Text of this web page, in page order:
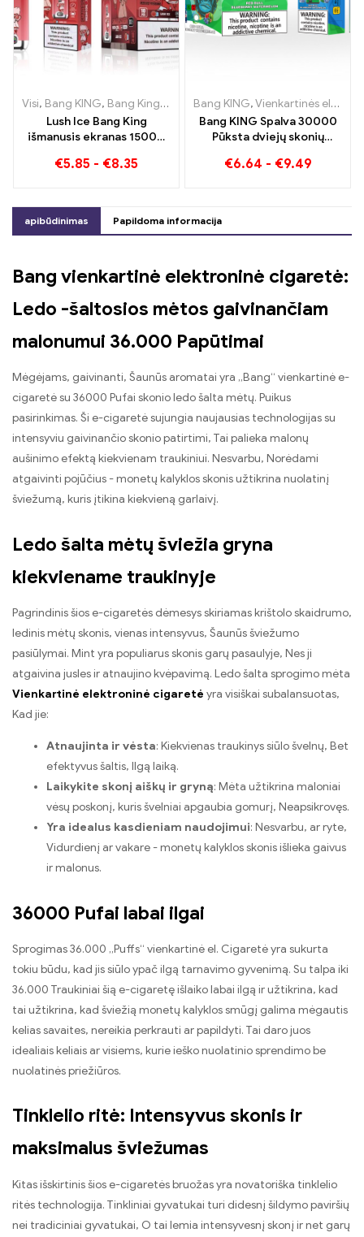
Visi, Bang KING, Bang King išmanusis ekranas 15000 Puff ,
Lush Ice Bang King
išmanusis ekranas 15000
arbūzo ir mėtų mišinys
€5.85 - €8.35
Bang KING,Vienkartinės elektroninės cigaretės Lietuva
Bang KING Spalva 30000
Pūksta dviejų skonių
Bull Energy Watermelon
€6.64 - €9.49
apibūdinimas Papildoma informacija
Bang vienkartinė elektroninė cigaretė:
Ledo -šaltosios mėtos gaivinančiam
malonumui 36.000 Papūtimai
Mėgėjams, gaivinanti, Šaunūs aromatai yra „Bang“ vienkartinė e-
cigaretė su 36000 Pufai skonio ledo šalta mėtų. Puikus
pasirinkimas. Ši e-cigaretė sujungia naujausias technologijas su
intensyviu gaivinančio skonio patirtimi, Tai palieka malonų
aušinimo efektą kiekvienam traukiniui. Nesvarbu, Norėdami
atgaivinti pojūčius - monetų kalyklos skonis užtikrina nuolatinį
šviežumą, kuris įtikina kiekvieną garlaivį.
Ledo šalta mėtų šviežia gryna
kiekviename traukinyje
Pagrindinis šios e-cigaretės dėmesys skiriamas krištolo skaidrumo,
ledinis mėtų skonis, vienas intensyvus, Šaunūs šviežumo
pasiūlymai. Mint yra populiarus skonis garų pasaulyje, Nes ji
atgaivina jusles ir atnaujino kvėpavimą. Ledo šalta sprogimo mėta
Vienkartinė elektroninė cigaretė yra visiškai subalansuotas,
Kad jie:
Atnaujinta ir vėsta: Kiekvienas traukinys siūlo švelnų, Bet
efektyvus šaltis, Ilgą laiką.
Laikykite skonį aiškų ir gryną: Mėta užtikrina maloniai
vėsų poskonį, kuris švelniai apgaubia gomurį, Neapsikrovęs.
Yra idealus kasdieniam naudojimui: Nesvarbu, ar ryte,
Vidurdienį ar vakare - monetų kalyklos skonis išlieka gaivus
ir malonus.
36000 Pufai labai ilgai
Sprogimas 36.000 „Puffs“ vienkartinė el. Cigaretė yra sukurta
tokiu būdu, kad jis siūlo ypač ilgą tarnavimo gyvenimą. Su talpa iki
36.000 Traukiniai šią e-cigaretę išlaiko labai ilgą ir užtikrina, kad
tai užtikrina, kad šviežią monetų kalyklos smūgį galima mėgautis
kelias savaites, nereikia perkrauti ar papildyti. Tai daro juos
idealiais keliais ar visiems, kurie ieško nuolatinio sprendimo be
nuolatinės priežiūros.
Tinklelio ritė: Intensyvus skonis ir
maksimalus šviežumas
Kitas išskirtinis šios e-cigaretės bruožas yra novatoriška tinklelio
ritės technologija. Tinkliniai gyvatukai turi didesnį šildymo paviršių
nei tradiciniai gyvatukai, O tai lemia intensyvesnį skonį ir net garų